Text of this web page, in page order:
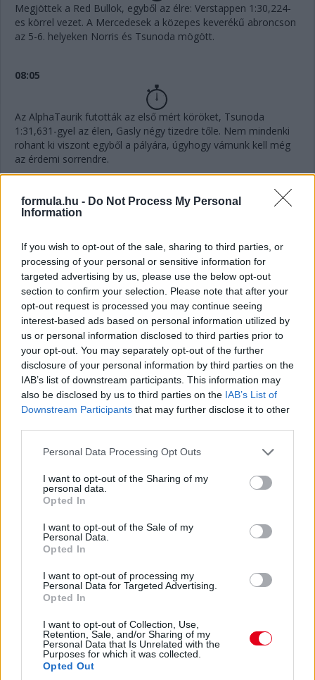
formula.hu - Do Not Process My Personal
Information
If you wish to opt-out of the sale, sharing to third parties, or
processing of your personal or sensitive information for
targeted advertising by us, please use the below opt-out
section to confirm your selection. Please note that after your
opt-out request is processed you may continue seeing
interest-based ads based on personal information utilized by
us or personal information disclosed to third parties prior to
your opt-out. You may separately opt-out of the further
disclosure of your personal information by third parties on the
IAB’s list of downstream participants. This information may
also be disclosed by us to third parties on the IAB’s List of
Downstream Participants that may further disclose it to other
Please note that this website/app uses one or more Google
not limited to your visit or usage behaviour. You may click to
grant or deny consent to Google and its third-party tags to
use your data for below specified purposes in below Google
consent section.
Personal Data Processing Opt Outs
I want to opt-out of the Sharing of my
personal data.
Opted In
I want to opt-out of the Sale of my
Personal Data.
Opted In
I want to opt-out of processing my
Personal Data for Targeted Advertising.
Opted In
I want to opt-out of Collection, Use,
Retention, Sale, and/or Sharing of my
Personal Data that Is Unrelated with the
Purposes for which it was collected.
Opted Out
Megjöttek a Red Bullok, egyből az élre: Verstappen 1:30,224-
es körrel vezet. A Mercedesek a közepes keverékű abroncson
az 5-6. helyeken Norris és Tsunoda mögött.
08:05
Az AlphaTaurik futották az első mért köröket, Tsunoda
1:31,631-gyel az élen, Gasly négy tizedre tőle. Nem mindenki
rohant ki viszont egyből a pályára, úgyhogy várnunk kell még
az érdemi sorrendre.
pic.twitter.com/jBVRsF2lIP
— Scuderia AlphaTauri (@AlphaTauriF1)October 8,
08:01
Elindult a Q1, szokás szerint 18 perc áll a pilóták
rendelkezésére, hogy elkerüljék az utolsó öt pozíciót.
07:59
Közben megszületett az ítélet az imént említett Albon-ügyben:
1000 eurós bírságot kapott a Williams. Az egyik gumi ugyanis
egy másik szettből került az autóra, nem ugyanabból, mint a
az Alpine bejelentette Pierre Gaslyt
az AlphaTauri pedig
Nyck de Vriest . Érdemes végigböngészni a híreinket, mert már
versenyzőktől egyaránt.
Az FP3 után egyébként vizsgálatot indítottak Alexander Albon
és a Williams ellen, mivel összekevertek valamit a brit-thai által